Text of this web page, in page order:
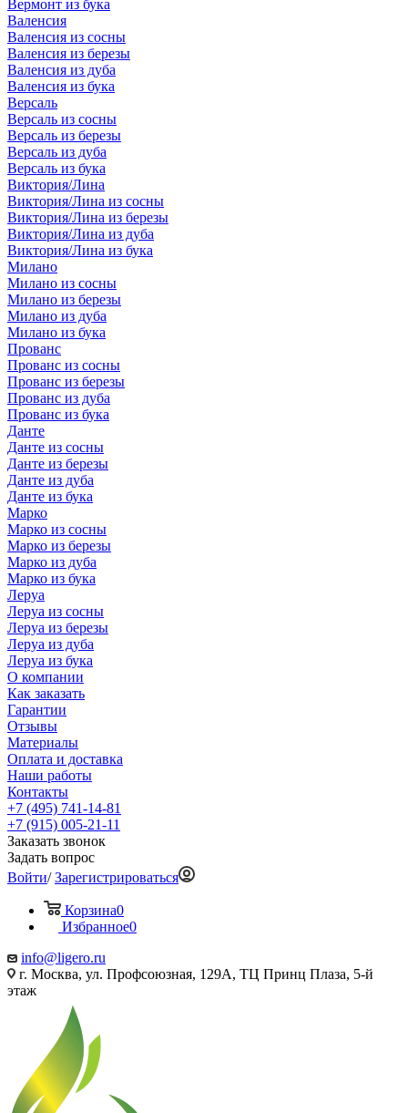
Вермонт из бука
Валенсия
Валенсия из сосны
Валенсия из березы
Валенсия из дуба
Валенсия из бука
Версаль
Версаль из сосны
Версаль из березы
Версаль из дуба
Версаль из бука
Виктория/Лина
Виктория/Лина из сосны
Виктория/Лина из березы
Виктория/Лина из дуба
Виктория/Лина из бука
Милано
Милано из сосны
Милано из березы
Милано из дуба
Милано из бука
Прованс
Прованс из сосны
Прованс из березы
Прованс из дуба
Прованс из бука
Данте
Данте из сосны
Данте из березы
Данте из дуба
Данте из бука
Марко
Марко из сосны
Марко из березы
Марко из дуба
Марко из бука
Леруа
Леруа из сосны
Леруа из березы
Леруа из дуба
Леруа из бука
О компании
Как заказать
Гарантии
Отзывы
Материалы
Оплата и доставка
Наши работы
Контакты
+7 (495) 741-14-81
+7 (915) 005-21-11
Заказать звонок
Задать вопрос
Войти/Зарегистрироваться
Корзина0
Избранное0
info@ligero.ru
г. Москва, ул. Профсоюзная, 129А, ТЦ Принц Плаза, 5-й
этаж